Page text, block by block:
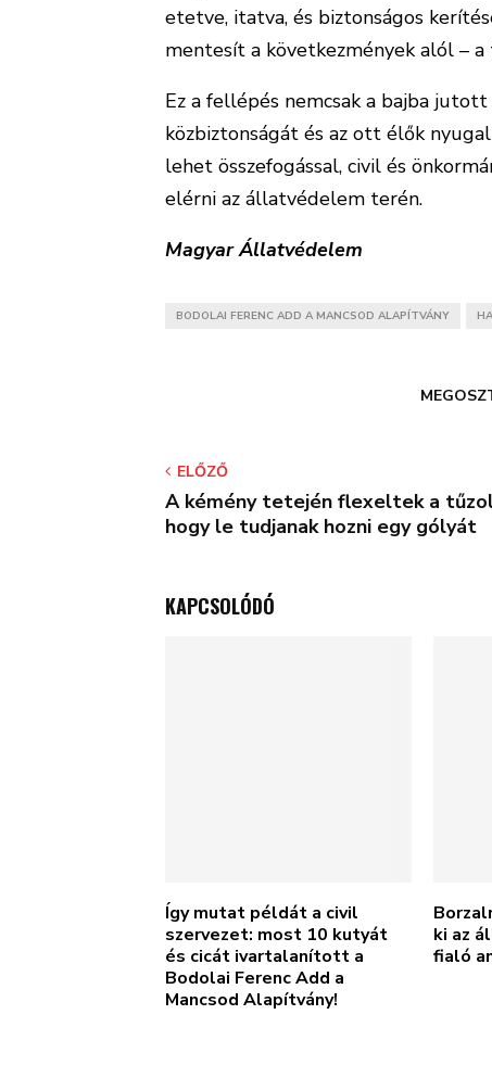
etetve, itatva, és biztonságos
mentesít a következmények alól –
Ez a fellépés nemcsak a bajba
közbiztonságát és az ott élők
lehet összefogással, civil és
elérni az állatvédelem terén.
Magyar Állatvédelem
BODOLAI FERENC ADD A MANCSOD ALAPÍTVÁNY
ELŐZŐ
A kémény tetején flexeltek a
hogy le tudjanak hozni egy gólyát
KAPCSOLÓDÓ
Így mutat példát a civil
szervezet: most 10 kutyát
és cicát ivartalanított a
Bodolai Ferenc Add a
Mancsod Alapítvány!
ki az
fialó